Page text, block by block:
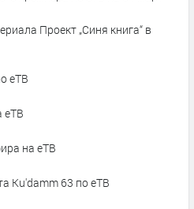
Проект „Синя книга“ в
еТВ
еТВ
на еТВ
Ku'damm 63 по еТВ